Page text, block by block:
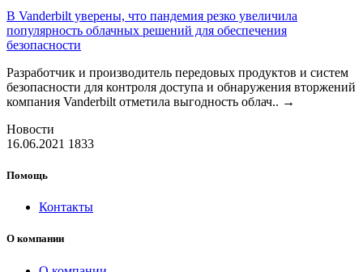
В Vanderbilt уверены, что пандемия резко увеличила
популярность облачных решений для обеспечения
безопасности
Разработчик и производитель передовых продуктов и систем
безопасности для контроля доступа и обнаружения вторжений
компания Vanderbilt отметила выгодность облач.. →
Новости
16.06.2021 1833
Помощь
Контакты
О компании